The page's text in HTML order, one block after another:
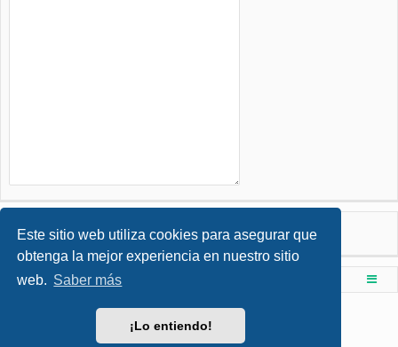
Este sitio web utiliza cookies para asegurar que
obtenga la mejor experiencia en nuestro sitio
web. Saber más
¡Lo entiendo!
Foro de Ingenieria Civil & Arquitectura
Desarrollado porphpBB® Forum Software © phpBB Limited
Style porArty- phpBB 3.3 por MrGaby
phpBB España